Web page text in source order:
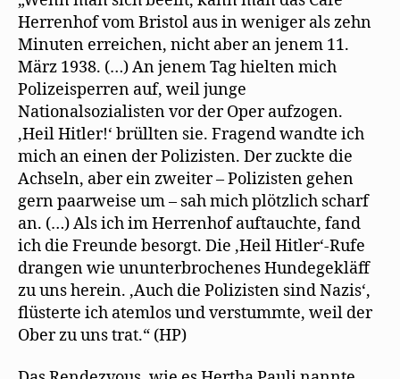
Herrenhof vom Bristol aus in weniger als zehn
Minuten erreichen, nicht aber an jenem 11.
März 1938. (…) An jenem Tag hielten mich
Polizeisperren auf, weil junge
Nationalsozialisten vor der Oper aufzogen.
‚Heil Hitler!‘ brüllten sie. Fragend wandte ich
mich an einen der Polizisten. Der zuckte die
Achseln, aber ein zweiter – Polizisten gehen
gern paarweise um – sah mich plötzlich scharf
an. (…) Als ich im Herrenhof auftauchte, fand
ich die Freunde besorgt. Die ‚Heil Hitler‘-Rufe
drangen wie ununterbrochenes Hundegekläff
zu uns herein. ‚Auch die Polizisten sind Nazis‘,
flüsterte ich atemlos und verstummte, weil der
Ober zu uns trat.“ (HP)